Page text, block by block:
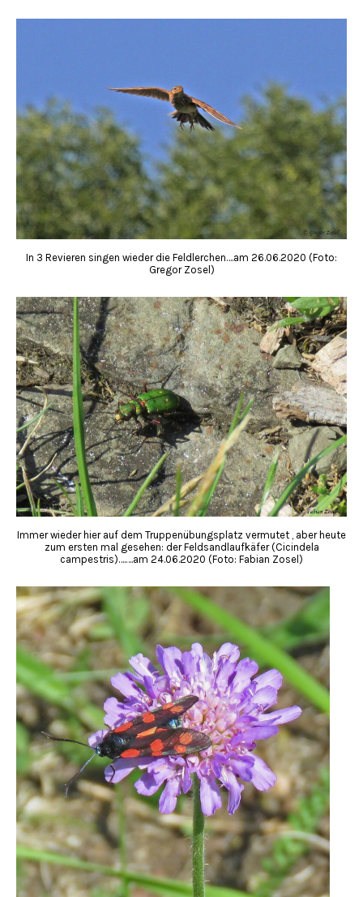
In 3 Revieren singen wieder die Feldlerchen….am 26.06.2020 (Foto:
Gregor Zosel)
Immer wieder hier auf dem Truppenübungsplatz vermutet , aber heute
zum ersten mal gesehen: der Feldsandlaufkäfer (Cicindela
campestris)….….am 24.06.2020 (Foto: Fabian Zosel)